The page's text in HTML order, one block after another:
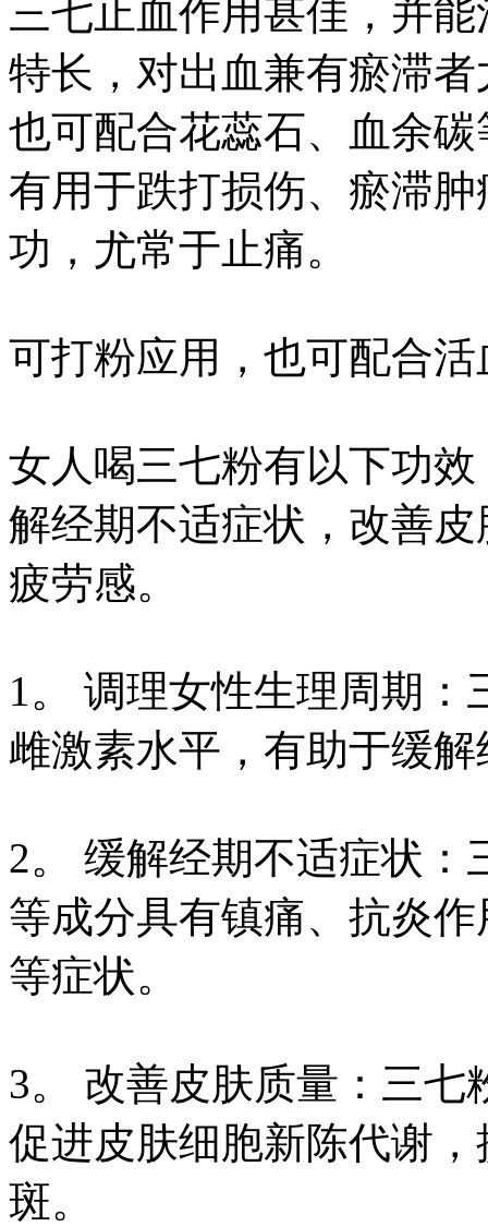
三七止血作用甚佳，并
特长，对出血兼有瘀滞
也可配合花蕊石、血余
有用于跌打损伤、瘀滞
功，尤常于止痛。
可打粉应用，也可配合
女人喝三七粉有以下功
解经期不适症状，改善
疲劳感。
1。 调理女性生理周期
雌激素水平，有助于缓
2。 缓解经期不适症状
等成分具有镇痛、抗炎
等症状。
3。 改善皮肤质量：三
促进皮肤细胞新陈代谢
斑。